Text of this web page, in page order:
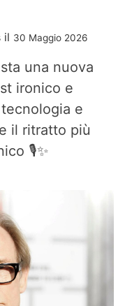
il 30 Maggio 2026
una nuova
ironico e
e
il ritratto più
🎙️✨